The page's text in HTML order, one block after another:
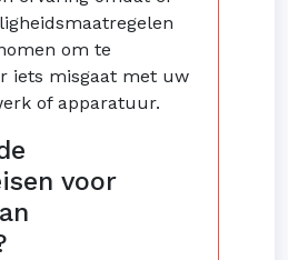
om te
iets misgaat met uw
of apparatuur.
voor